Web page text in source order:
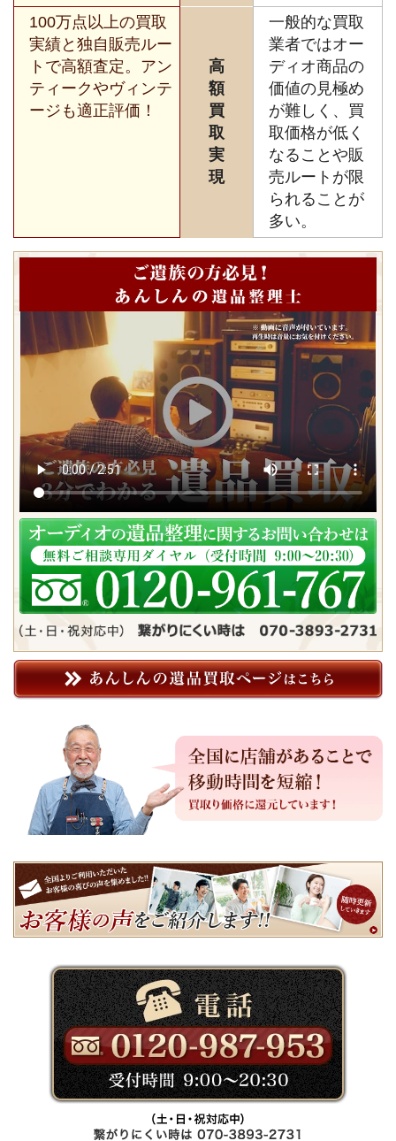
100万点以上の買取
実績と独自販売ルー
トで高額査定。アン
ティークやヴィンテ
ージも適正評価！
高
額
買
取
実
現
一般的な買取
業者ではオー
ディオ商品の
価値の見極め
が難しく、買
取価格が低く
なることや販
売ルートが限
られることが
多い。